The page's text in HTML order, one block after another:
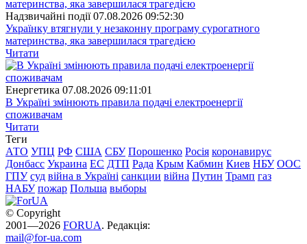
Надзвичайні події 07.08.2026 09:52:30
Українку втягнули у незаконну програму сурогатного
материнства, яка завершилася трагедією
Читати
Енергетика 07.08.2026 09:11:01
В Україні змінюють правила подачі електроенергії
споживачам
Читати
Теги
АТО УПЦ РФ США СБУ Порошенко Росія коронавирус
Донбасс Украина ЕС ДТП Рада Крым Кабмин Киев НБУ ООС
ГПУ суд війна в Україні санкции війна Путин Трамп газ
НАБУ пожар Польша выборы
© Copyright
2001—2026 FORUA. Редакція:
mail@for-ua.com